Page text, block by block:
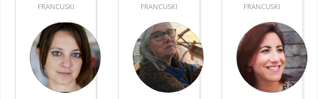
FRANCUSKI
FRANCUSKI
FRANCUSKI